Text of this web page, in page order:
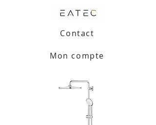
Contact
Mon compte